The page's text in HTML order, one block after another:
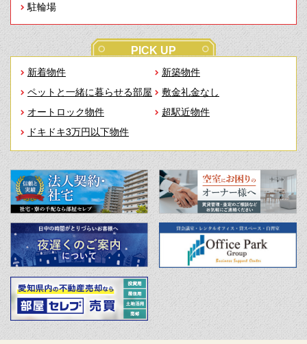
駐輪場
PICK UP
新着物件
新築物件
ペットと一緒に暮らせる部屋
敷金礼金なし
オートロック物件
超駅近物件
ドキドキ3万円以下物件